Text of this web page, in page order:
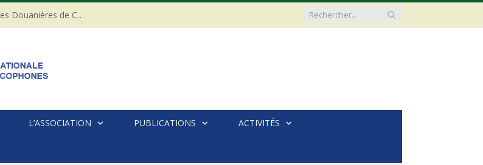
20ème anniversaire de l’Association des Femmes Douanières de Côte d’ivoire
L’ASSOCIATION PUBLICATIONS ACTIVITÉS